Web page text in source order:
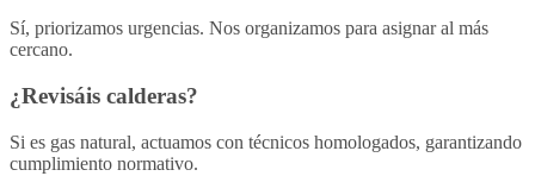
Sí, priorizamos urgencias. Nos organizamos para asignar al más
cercano.
¿Revisáis calderas?
Si es gas natural, actuamos con técnicos homologados, garantizando
cumplimiento normativo.